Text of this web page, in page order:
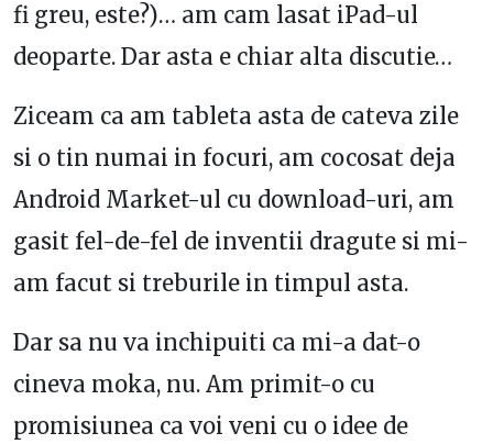
fi greu, este?)… am cam lasat iPad-ul
deoparte. Dar asta e chiar alta discutie…
Ziceam ca am tableta asta de cateva zile
si o tin numai in focuri, am cocosat deja
Android Market-ul cu download-uri, am
gasit fel-de-fel de inventii dragute si mi-
am facut si treburile in timpul asta.
Dar sa nu va inchipuiti ca mi-a dat-o
cineva moka, nu. Am primit-o cu
promisiunea ca voi veni cu o idee de